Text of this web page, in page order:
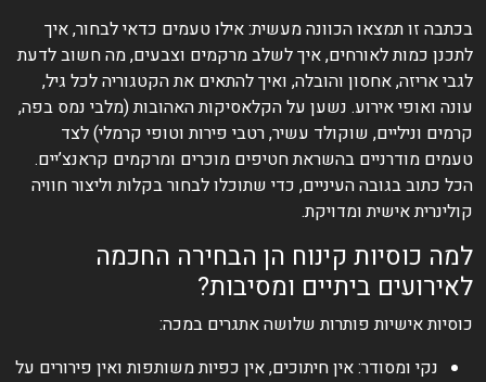
בכתבה זו תמצאו הכוונה מעשית: אילו טעמים כדאי לבחור, איך
לתכנן כמות לאורחים, איך לשלב מרקמים וצבעים, מה חשוב לדעת
לגבי אריזה, אחסון והובלה, ואיך להתאים את הקטגוריה לכל גיל,
עונה ואופי אירוע. נשען על הקלאסיקות האהובות (מלבי נמס בפה,
קרמים וניליים, שוקולד עשיר, רטבי פירות וטופי קרמלי) לצד
טעמים מודרניים בהשראת חטיפים מוכרים ומרקמים קראנצ’יים.
הכל כתוב בגובה העיניים, כדי שתוכלו לבחור בקלות וליצור חוויה
קולינרית אישית ומדויקת.
למה כוסיות קינוח הן הבחירה החכמה
לאירועים ביתיים ומסיבות?
כוסיות אישיות פותרות שלושה אתגרים במכה:
נקי ומסודר: אין חיתוכים, אין כפיות משותפות ואין פירורים על